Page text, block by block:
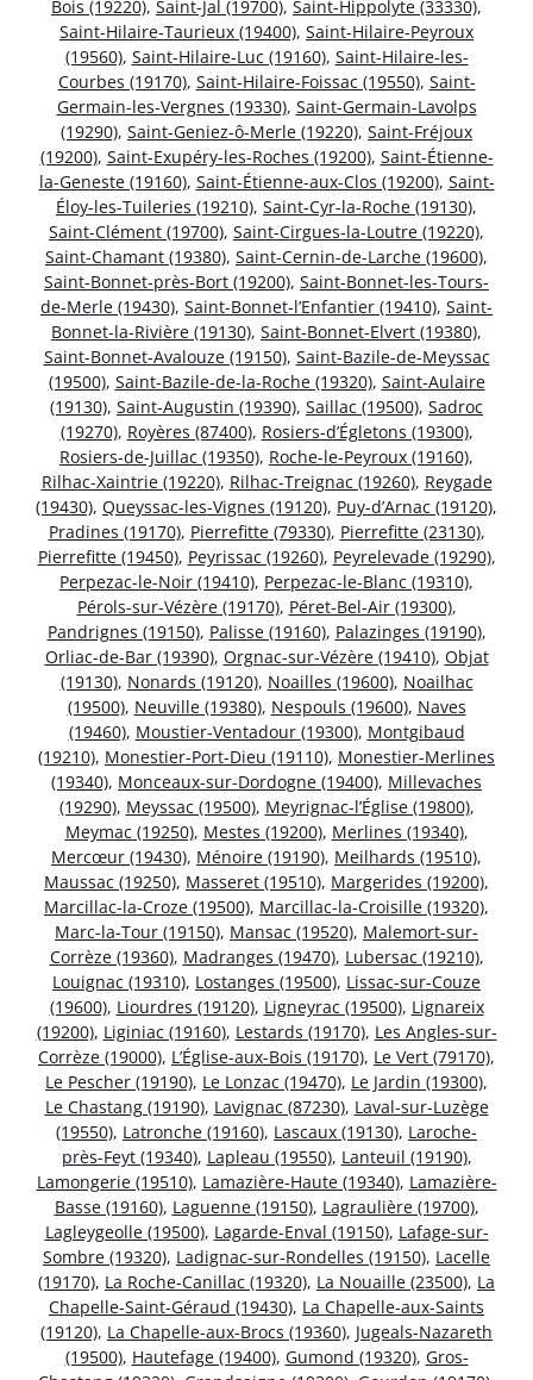
Bois (19220), Saint-Jal (19700), Saint-Hippolyte (33330),
Saint-Hilaire-Taurieux (19400), Saint-Hilaire-Peyroux
(19560), Saint-Hilaire-Luc (19160), Saint-Hilaire-les-
Courbes (19170), Saint-Hilaire-Foissac (19550), Saint-
Germain-les-Vergnes (19330), Saint-Germain-Lavolps
(19290), Saint-Geniez-ô-Merle (19220), Saint-Fréjoux
(19200), Saint-Exupéry-les-Roches (19200), Saint-Étienne-
la-Geneste (19160), Saint-Étienne-aux-Clos (19200), Saint-
Éloy-les-Tuileries (19210), Saint-Cyr-la-Roche (19130),
Saint-Clément (19700), Saint-Cirgues-la-Loutre (19220),
Saint-Chamant (19380), Saint-Cernin-de-Larche (19600),
Saint-Bonnet-près-Bort (19200), Saint-Bonnet-les-Tours-
de-Merle (19430), Saint-Bonnet-l’Enfantier (19410), Saint-
Bonnet-la-Rivière (19130), Saint-Bonnet-Elvert (19380),
Saint-Bonnet-Avalouze (19150), Saint-Bazile-de-Meyssac
(19500), Saint-Bazile-de-la-Roche (19320), Saint-Aulaire
(19130), Saint-Augustin (19390), Saillac (19500), Sadroc
(19270), Royères (87400), Rosiers-d’Égletons (19300),
Rosiers-de-Juillac (19350), Roche-le-Peyroux (19160),
Rilhac-Xaintrie (19220), Rilhac-Treignac (19260), Reygade
(19430), Queyssac-les-Vignes (19120), Puy-d’Arnac (19120),
Pradines (19170), Pierrefitte (79330), Pierrefitte (23130),
Pierrefitte (19450), Peyrissac (19260), Peyrelevade (19290),
Perpezac-le-Noir (19410), Perpezac-le-Blanc (19310),
Pérols-sur-Vézère (19170), Péret-Bel-Air (19300),
Pandrignes (19150), Palisse (19160), Palazinges (19190),
Orliac-de-Bar (19390), Orgnac-sur-Vézère (19410), Objat
(19130), Nonards (19120), Noailles (19600), Noailhac
(19500), Neuville (19380), Nespouls (19600), Naves
(19460), Moustier-Ventadour (19300), Montgibaud
(19210), Monestier-Port-Dieu (19110), Monestier-Merlines
(19340), Monceaux-sur-Dordogne (19400), Millevaches
(19290), Meyssac (19500), Meyrignac-l’Église (19800),
Meymac (19250), Mestes (19200), Merlines (19340),
Mercœur (19430), Ménoire (19190), Meilhards (19510),
Maussac (19250), Masseret (19510), Margerides (19200),
Marcillac-la-Croze (19500), Marcillac-la-Croisille (19320),
Marc-la-Tour (19150), Mansac (19520), Malemort-sur-
Corrèze (19360), Madranges (19470), Lubersac (19210),
Louignac (19310), Lostanges (19500), Lissac-sur-Couze
(19600), Liourdres (19120), Ligneyrac (19500), Lignareix
(19200), Liginiac (19160), Lestards (19170), Les Angles-sur-
Corrèze (19000), L’Église-aux-Bois (19170), Le Vert (79170),
Le Pescher (19190), Le Lonzac (19470), Le Jardin (19300),
Le Chastang (19190), Lavignac (87230), Laval-sur-Luzège
(19550), Latronche (19160), Lascaux (19130), Laroche-
près-Feyt (19340), Lapleau (19550), Lanteuil (19190),
Lamongerie (19510), Lamazière-Haute (19340), Lamazière-
Basse (19160), Laguenne (19150), Lagraulière (19700),
Lagleygeolle (19500), Lagarde-Enval (19150), Lafage-sur-
Sombre (19320), Ladignac-sur-Rondelles (19150), Lacelle
(19170), La Roche-Canillac (19320), La Nouaille (23500), La
Chapelle-Saint-Géraud (19430), La Chapelle-aux-Saints
(19120), La Chapelle-aux-Brocs (19360), Jugeals-Nazareth
(19500), Hautefage (19400), Gumond (19320), Gros-